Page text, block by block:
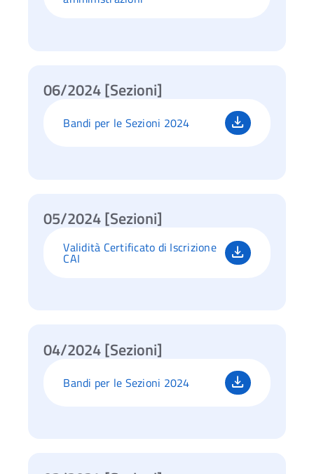
06/2024 [Sezioni]
Bandi per le Sezioni 2024
05/2024 [Sezioni]
Validità Certificato di Iscrizione
CAI
04/2024 [Sezioni]
Bandi per le Sezioni 2024